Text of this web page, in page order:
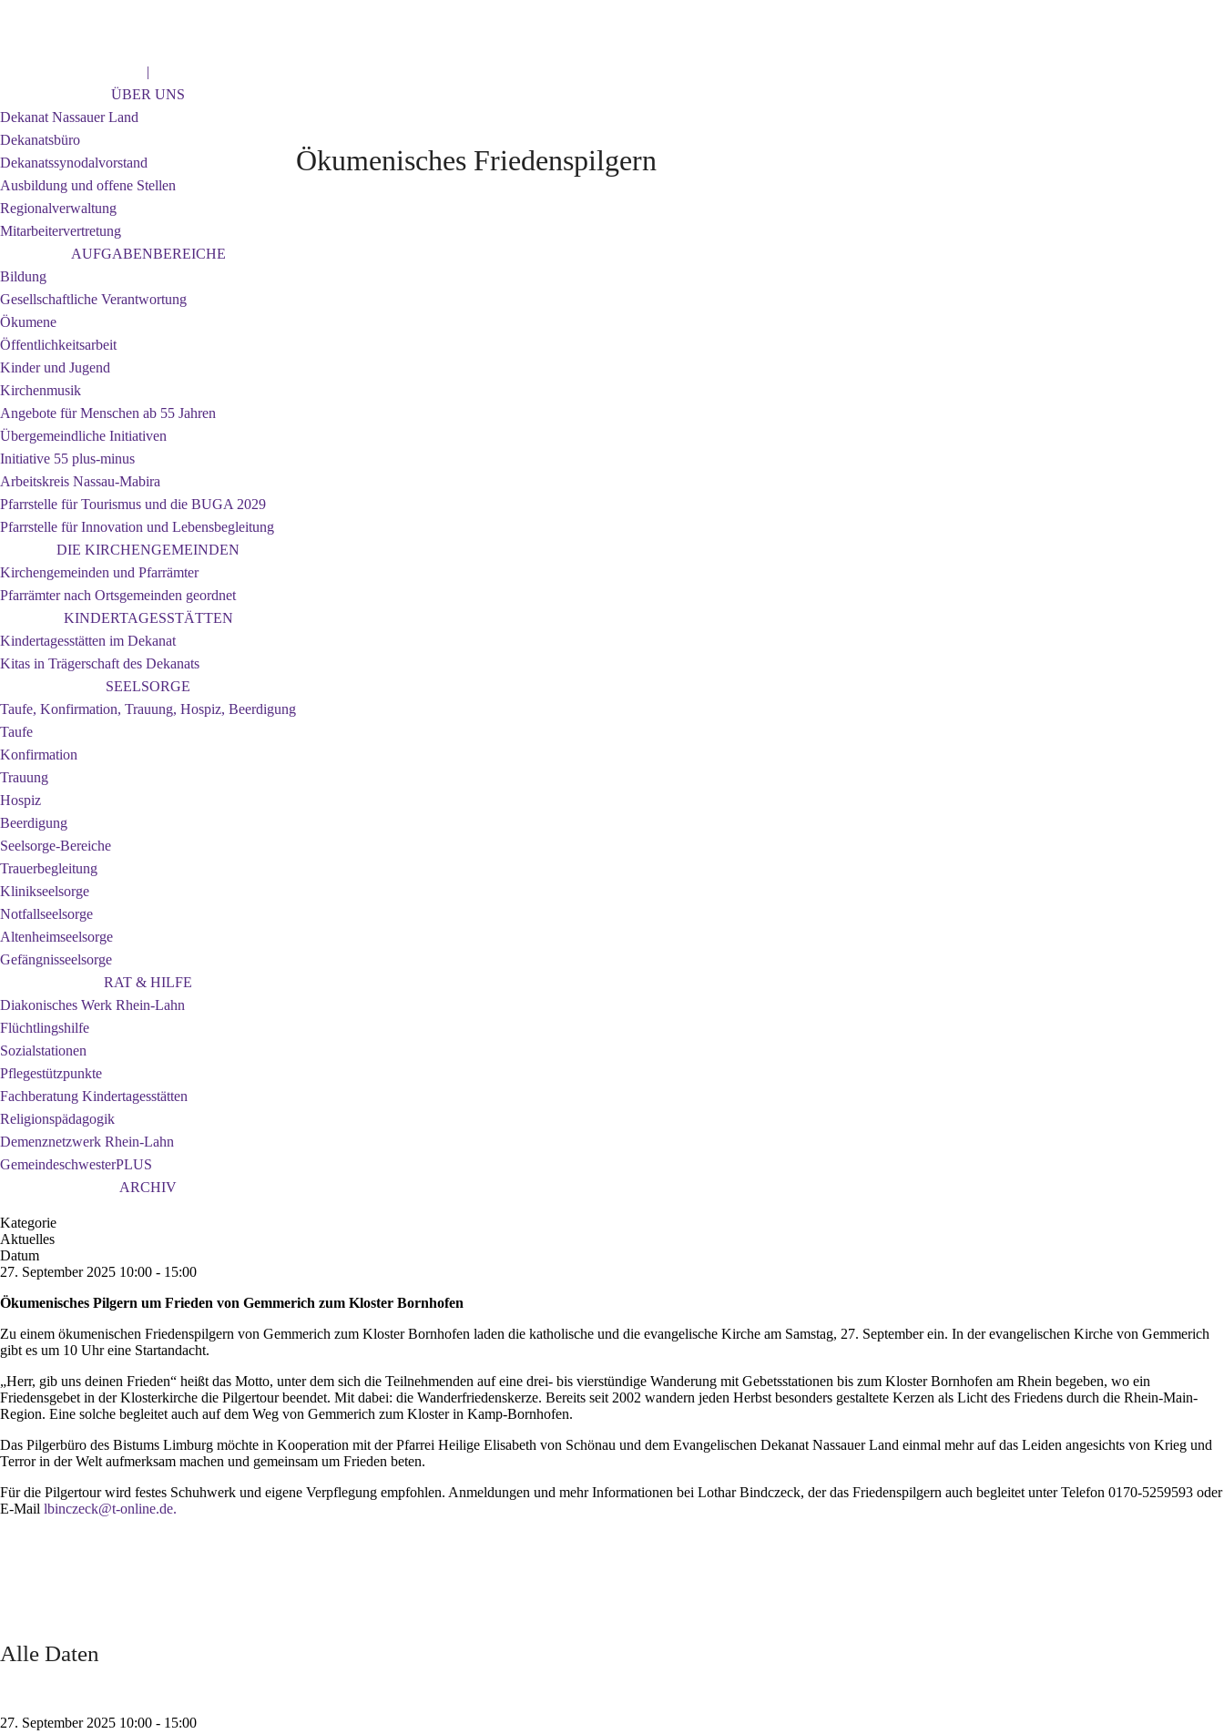
|
ÜBER UNS
Dekanat Nassauer Land
Dekanatsbüro
Dekanatssynodalvorstand
Ausbildung und offene Stellen
Regionalverwaltung
Mitarbeitervertretung
AUFGABENBEREICHE
Bildung
Gesellschaftliche Verantwortung
Ökumene
Öffentlichkeitsarbeit
Kinder und Jugend
Kirchenmusik
Angebote für Menschen ab 55 Jahren
Übergemeindliche Initiativen
Initiative 55 plus-minus
Arbeitskreis Nassau-Mabira
Pfarrstelle für Tourismus und die BUGA 2029
Pfarrstelle für Innovation und Lebensbegleitung
DIE KIRCHENGEMEINDEN
Kirchengemeinden und Pfarrämter
Pfarrämter nach Ortsgemeinden geordnet
KINDERTAGESSTÄTTEN
Kindertagesstätten im Dekanat
Kitas in Trägerschaft des Dekanats
SEELSORGE
Taufe, Konfirmation, Trauung, Hospiz, Beerdigung
Taufe
Konfirmation
Trauung
Hospiz
Beerdigung
Seelsorge-Bereiche
Trauerbegleitung
Klinikseelsorge
Notfallseelsorge
Altenheimseelsorge
Gefängnisseelsorge
RAT & HILFE
Diakonisches Werk Rhein-Lahn
Flüchtlingshilfe
Sozialstationen
Pflegestützpunkte
Fachberatung Kindertagesstätten
Religionspädagogik
Demenznetzwerk Rhein-Lahn
GemeindeschwesterPLUS
ARCHIV
Ökumenisches Friedenspilgern
Kategorie
Aktuelles
Datum
27. September 2025 10:00 - 15:00
Ökumenisches Pilgern um Frieden von Gemmerich zum Kloster Bornhofen
Zu einem ökumenischen Friedenspilgern von Gemmerich zum Kloster Bornhofen laden die katholische und die evangelische Kirche am Samstag, 27. September ein. In der evangelischen Kirche von Gemmerich
gibt es um 10 Uhr eine Startandacht.
„Herr, gib uns deinen Frieden“ heißt das Motto, unter dem sich die Teilnehmenden auf eine drei- bis vierstündige Wanderung mit Gebetsstationen bis zum Kloster Bornhofen am Rhein begeben, wo ein
Friedensgebet in der Klosterkirche die Pilgertour beendet. Mit dabei: die Wanderfriedenskerze. Bereits seit 2002 wandern jeden Herbst besonders gestaltete Kerzen als Licht des Friedens durch die Rhein-Main-
Region. Eine solche begleitet auch auf dem Weg von Gemmerich zum Kloster in Kamp-Bornhofen.
Das Pilgerbüro des Bistums Limburg möchte in Kooperation mit der Pfarrei Heilige Elisabeth von Schönau und dem Evangelischen Dekanat Nassauer Land einmal mehr auf das Leiden angesichts von Krieg und
Terror in der Welt aufmerksam machen und gemeinsam um Frieden beten.
Für die Pilgertour wird festes Schuhwerk und eigene Verpflegung empfohlen. Anmeldungen und mehr Informationen bei Lothar Bindczeck, der das Friedenspilgern auch begleitet unter Telefon 0170-5259593 oder
E-Mail lbinczeck@t-online.de.
Alle Daten
27. September 2025 10:00 - 15:00